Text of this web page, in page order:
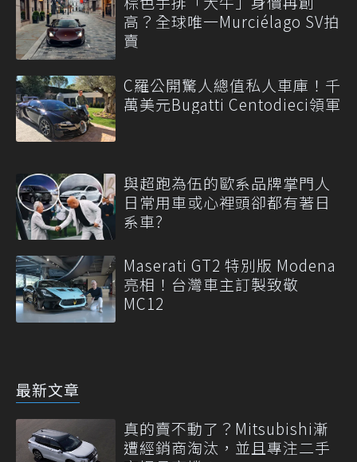
高？全球唯一Murciélago SV拍
賣
C羅公開驚人總值私人車庫！千
萬美元Bugatti Centodieci領軍
與超跑為伍的歐系品牌掌門人
日常用車或心裡頭卻都有著日
系車?
Maserati GT2 特別版 Modena
亮相！台灣車主訂製致敬
MC12
最新文章
真的賣不動了？Mitsubishi漸
遭經銷商淘汰，並且專注二手